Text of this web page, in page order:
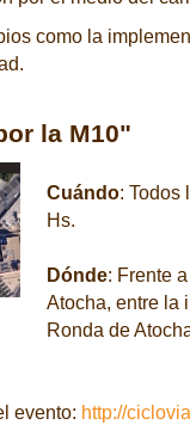
como la
la M10"
Cuándo: Todos
Hs.
Dónde: Frente
Atocha, entre la
Ronda de
evento: http://